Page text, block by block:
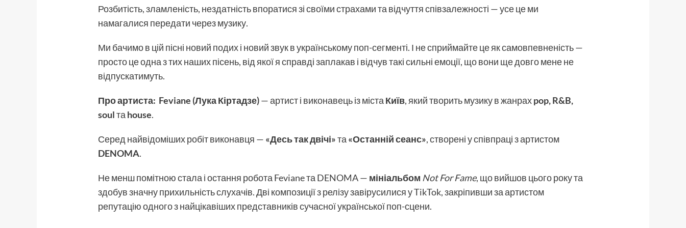
Розбитість, зламленість, нездатність впоратися зі своїми страхами та відчуття співзалежності — усе це ми
намагалися передати через музику.
Ми бачимо в цій пісні новий подих і новий звук в українському поп-сегменті. І не сприймайте це як самовпевненість —
просто це одна з тих наших пісень, від якої я справді заплакав і відчув такі сильні емоції, що вони ще довго мене не
відпускатимуть.
Про артиста: Feviane (Лука Кіртадзе)— артист і виконавець із міста Київ, який творить музику в жанрахpop, R&B,
soulта house.
Серед найвідоміших робіт виконавця — «Десь так двічі»та «Останній сеанс», створені у співпраці з артистом
DENOMA.
Не менш помітною стала і остання робота Feviane та DENOMA — мініальбом Not For Fame, що вийшов цього року та
здобув значну прихильність слухачів. Дві композиції з релізу завірусилися у TikTok, закріпивши за артистом
репутацію одного з найцікавіших представників сучасної української поп-сцени.